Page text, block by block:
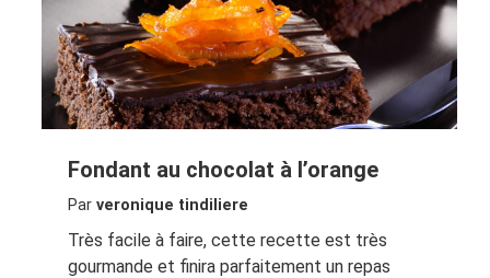
Fondant au chocolat à l’orange
Par veronique tindiliere
Très facile à faire, cette recette est très
gourmande et finira parfaitement un repas